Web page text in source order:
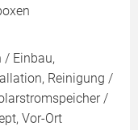
/ Einbau,
Reinigung /
/
Vor-Ort